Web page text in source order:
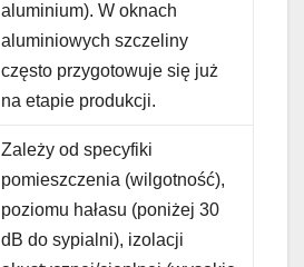
aluminium). W oknach
aluminiowych szczeliny
często przygotowuje się już
na etapie produkcji.
Zależy od specyfiki
pomieszczenia (wilgotność),
poziomu hałasu (poniżej 30
dB do sypialni), izolacji